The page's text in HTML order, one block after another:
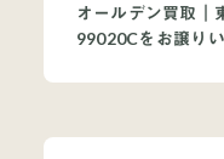
オールデン買取｜
99020Cをお譲り